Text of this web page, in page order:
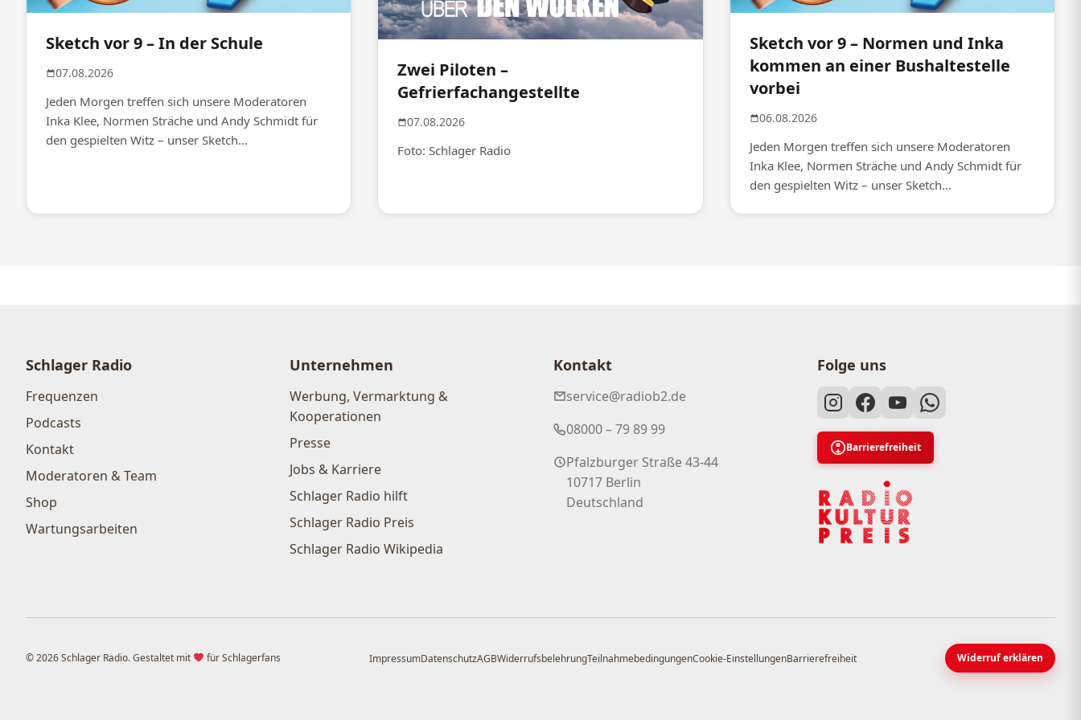
Sketch vor 9 – In der Schule
07.08.2026
Jeden Morgen treffen sich unsere Moderatoren
Inka Klee, Normen Sträche und Andy Schmidt für
den gespielten Witz – unser Sketch...
Zwei Piloten –
Gefrierfachangestellte
07.08.2026
Foto: Schlager Radio
Sketch vor 9 – Normen und Inka
kommen an einer Bushaltestelle
vorbei
06.08.2026
Jeden Morgen treffen sich unsere Moderatoren
Inka Klee, Normen Sträche und Andy Schmidt für
den gespielten Witz – unser Sketch...
Schlager Radio
Frequenzen
Podcasts
Kontakt
Moderatoren & Team
Shop
Wartungsarbeiten
Unternehmen
Werbung, Vermarktung &
Kooperationen
Presse
Jobs & Karriere
Schlager Radio hilft
Schlager Radio Preis
Schlager Radio Wikipedia
Kontakt
service@radiob2.de
08000 – 79 89 99
Pfalzburger Straße 43-44
10717 Berlin
Deutschland
Folge uns
Barrierefreiheit
© 2026 Schlager Radio. Gestaltet mit für Schlagerfans ImpressumDatenschutzAGBWiderrufsbelehrungTeilnahmebedingungenCookie-EinstellungenBarrierefreiheit Widerruf erklären